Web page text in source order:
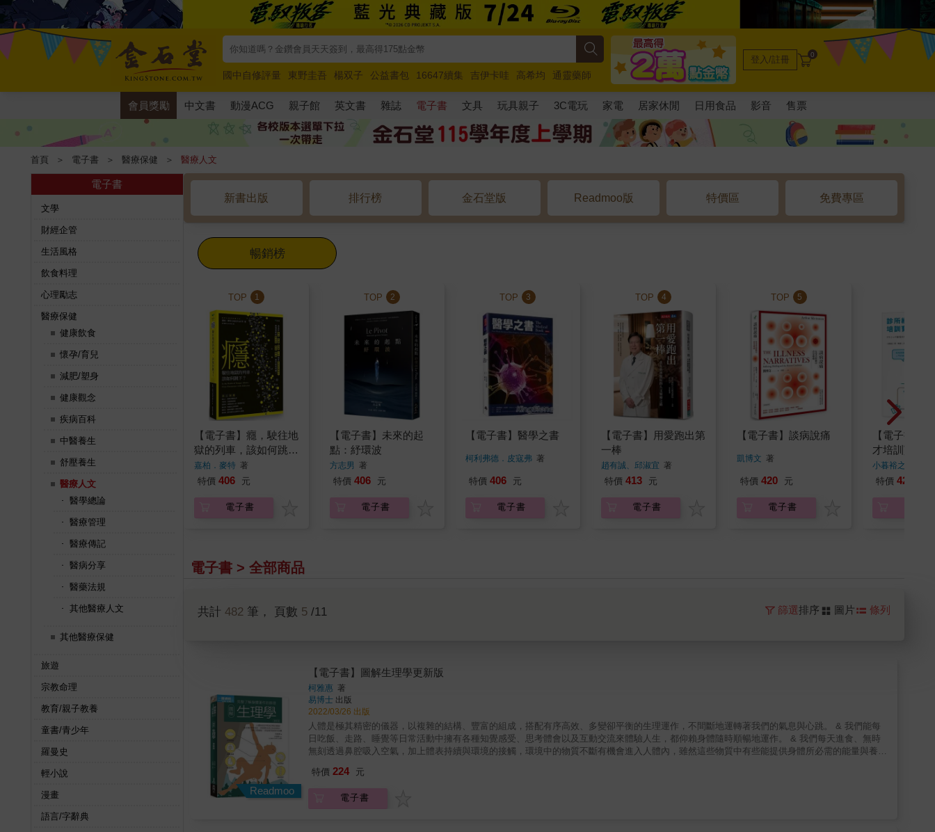
國中自修評量 東野圭吾 楊双子 公益書包 16647續集 吉伊卡哇 高希均
通靈藥師
唯紅花綻放
奧德賽 路邊攤新作 馬斯克 玩具總動員5 超慢跑
登入/註冊 0
會員獎勵 中文書 動漫ACG 親子館 英文書 雜誌 電子書 文具 玩具親子 3C電玩 家電 居家休閒 日用食品 影音 售票
首頁 ＞ 電子書 ＞ 醫療保健 ＞ 醫療人文
電子書
文學
財經企管
生活風格
飲食料理
心理勵志
醫療保健
健康飲食
懷孕/育兒
減肥/塑身
健康觀念
疾病百科
中醫養生
舒壓養生
醫療人文
醫學總論
醫療管理
醫療傳記
醫病分享
醫藥法規
其他醫療人文
其他醫療保健
旅遊
宗教命理
教育/親子教養
童書/青少年
羅曼史
輕小說
漫畫
語言/字辭典
新書出版 排行榜 金石堂版 Readmoo版 特價區 免費專區
暢銷榜
TOP 1
【電子書】癮，駛往地
獄的列車，該如何跳
下？
嘉柏．麥特著
特價 406 元
電子書
TOP 2
【電子書】未來的起
點：紓環波
方志男 著
特價 406 元
電子書
TOP 3
【電子書】醫學之書
柯利弗德．皮寇弗著
特價 406 元
電子書
TOP 4
【電子書】用愛跑出第
一棒
趙有誠、邱淑宜 著
特價 413 元
電子書
TOP 5
【電子書】談病說痛
凱博文 著
特價 420 元
電子書
【電子書】
才培訓寶典
小暮裕之
特價 420
電子書 > 全部商品
共計 482 筆， 頁數 5 /11 篩選排序 圖片 條列
Readmoo
【電子書】圖解生理學更新版
柯雅惠 著
易博士 出版
2022/03/26 出版
人體是極其精密的儀器，以複雜的結構、豐富的組成，搭配有序高效、多變卻平衡的生理運作，不間斷地運轉著我們的氣息與心跳。 & 我們能每
日吃飯、走路、睡覺等日常活動中擁有各種知覺感受、思考體會以及互動交流來體驗人生，都仰賴身體隨時順暢地運作。 & 我們每天進食、無時
無刻透過鼻腔吸入空氣，加上體表持續與環境的接觸，環境中的物質不斷有機會進入人體內，雖然這些物質中有些能提供身體所必需的能量與養
身體開始！身體究竟進行了哪些複雜精細的生理運作，讓心臟能持續不斷地跳動、讓肢體能自由活動、讓頭腦能清晰思考呢？ & 心臟會自己一直
破，這是因為肺臟能感受胸腔膨脹的壓力，抑制氣體再進入。 拿取物品時，手能輕鬆拿穩，這是因為拿取時，手部肌肉和神經還會不停討論著，
特價 224 元
電子書